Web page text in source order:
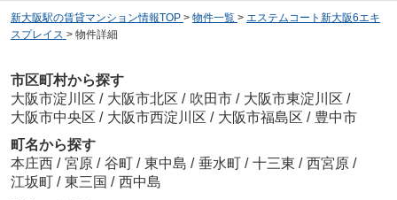
新大阪駅の賃貸マンション情報TOP > 物件一覧 > エステムコート新大阪6エキ
スプレイス > 物件詳細
市区町村から探す
大阪市淀川区 / 大阪市北区 / 吹田市 / 大阪市東淀川区 /
大阪市中央区 / 大阪市西淀川区 / 大阪市福島区 / 豊中市
町名から探す
本庄西 / 宮原 / 谷町 / 東中島 / 垂水町 / 十三東 / 西宮原 /
江坂町 / 東三国 / 西中島